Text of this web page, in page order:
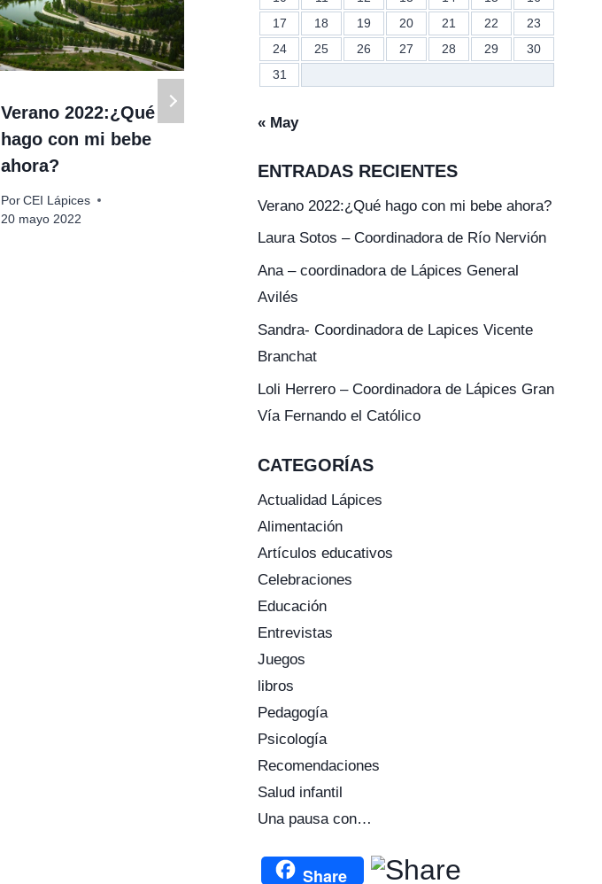
Verano 2022:¿Qué
hago con mi bebe
ahora?
Por CEI Lápices
20 mayo 2022
Por CEI Lápices
20 julio 2015
Por CEI Lápices
18 noviembre
17
18 19 20 21 22
23
24
25 26 27 28 29
30
31
« May
ENTRADAS RECIENTES
Verano 2022:¿Qué hago con mi bebe ahora?
Laura Sotos – Coordinadora de Río Nervión
Ana – coordinadora de Lápices General
Avilés
Sandra- Coordinadora de Lapices Vicente
Branchat
Loli Herrero – Coordinadora de Lápices Gran
Vía Fernando el Católico
CATEGORÍAS
Actualidad Lápices
Alimentación
Artículos educativos
Celebraciones
Educación
Entrevistas
Juegos
libros
Pedagogía
Psicología
Recomendaciones
Salud infantil
Una pausa con…
Share